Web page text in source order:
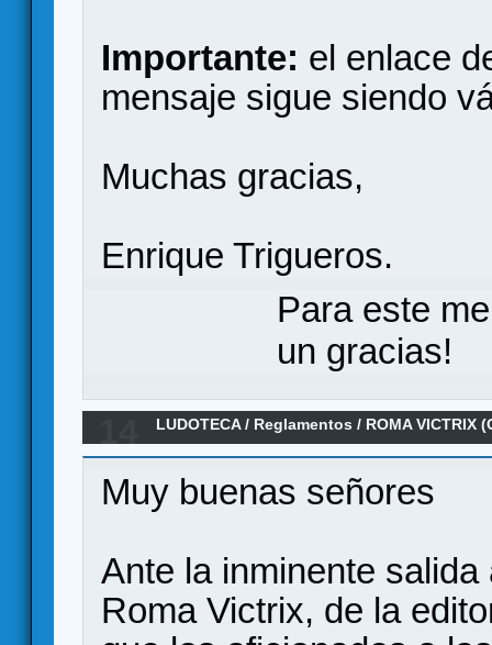
Importante: el enlace
mensaje sigue siendo
Muchas gracias,
Enrique Trigueros.
Para este
un gracias!
LUDOTECA/ Reglamentos / ROMA VICTRIX
reglamento al español
Muy buenas señores
Ante la inminente
Roma Victrix, de la